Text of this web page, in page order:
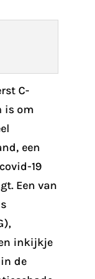
C-
is om
een
19
Een van
inkijkje
de